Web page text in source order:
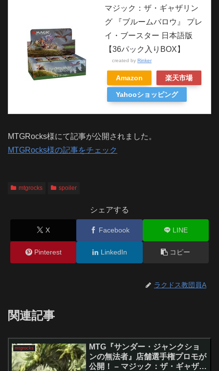
マジック：ザ・ギャザリン
グ 『ブルームバロウ』 プレ
イ・ブースター 日本語版
【36パック入りBOX】
created by Rinker
Amazon 楽天市場
Yahooショッピング
MTGRocks様にて記事が公開されました。
MTGRocks様の記事をチェック
mtgrocks spoiler
シェアする
X Facebook LINE
Pinterest LinkedIn コピー
ラクドス教団員A
関連記事
mtgrocks
MTG『サンダー・ジャンクショ
ンの無法者』店舗選手権プロモが
公開！ – マジック：ザ・ギャザリ